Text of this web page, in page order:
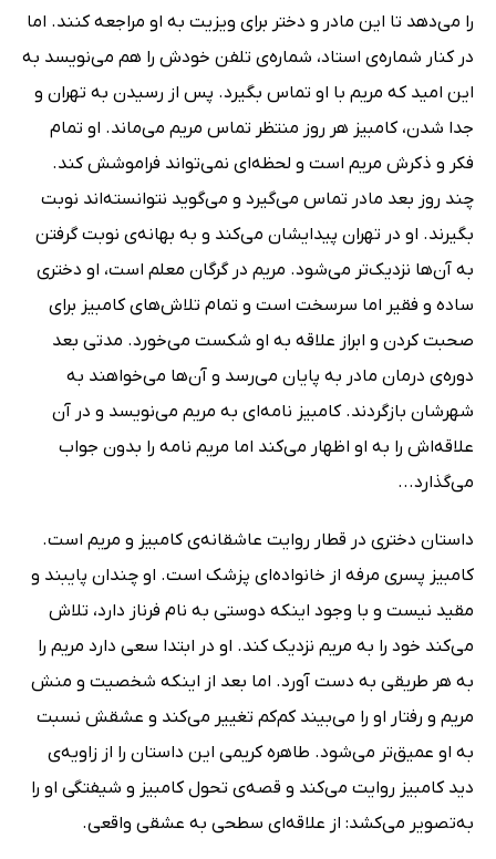
را می‌دهد تا این مادر و دختر برای ویزیت به او مراجعه کنند. اما
در کنار شماره‌ی استاد، شماره‌ی تلفن خودش را هم می‌نویسد به
این امید که مریم با او تماس بگیرد. پس از رسیدن به تهران و
جدا شدن، کامبیز هر روز منتظر تماس مریم می‌ماند. او تمام
فکر و ذکرش مریم است و لحظه‌ای نمی‌تواند فراموشش کند.
چند روز بعد مادر تماس می‌گیرد و می‌گوید نتوانسته‌اند نوبت
بگیرند. او در تهران پیدایشان می‌کند و به بهانه‌ی نوبت گرفتن
به آن‌ها نزدیک‌تر می‌شود. مریم در گرگان معلم است، او دختری
ساده و فقیر اما سرسخت است و تمام تلاش‌های کامبیز برای
صحبت کردن و ابراز علاقه به او شکست می‌خورد. مدتی بعد
دوره‌ی درمان مادر به پایان می‌رسد و آن‌ها می‌خواهند به
شهرشان بازگردند. کامبیز نامه‌ای به مریم می‌نویسد و در آن
علاقه‌اش را به او اظهار می‌کند اما مریم نامه را بدون جواب
می‌گذارد...
داستان دختری در قطار روایت عاشقانه‌ی کامبیز و مریم است.
کامبیز پسری مرفه از خانواده‌ای پزشک است. او چندان پایبند و
مقید نیست و با وجود اینکه دوستی به نام فرناز دارد، تلاش
می‌کند خود را به مریم نزدیک کند. او در ابتدا سعی دارد مریم را
به هر طریقی به دست آورد. اما بعد از اینکه شخصیت و منش
مریم و رفتار او را می‌بیند کم‌کم تغییر می‌کند و عشقش نسبت
به او عمیق‌تر می‌شود. طاهره کریمی این داستان را از زاویه‌ی
دید کامبیز روایت می‌کند و قصه‌ی تحول کامبیز و شیفتگی او را
به‌تصویر می‌کشد: از علاقه‌ای سطحی به عشقی واقعی.